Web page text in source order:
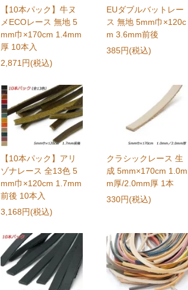
【10本パック】牛ヌ
メECOレース 無地 5
mm巾×170cm 1.4mm
厚 10本入
2,871円(税込)
EUダブルバットレー
ス 無地 5mm巾×120c
m 3.6mm前後
385円(税込)
【10本パック】アリ
ゾナレース 全13色 5
mm巾×120cm 1.7mm
前後 10本入
3,168円(税込)
クラシックレース 生
成 5mm×170cm 1.0m
m厚/2.0mm厚 1本
330円(税込)